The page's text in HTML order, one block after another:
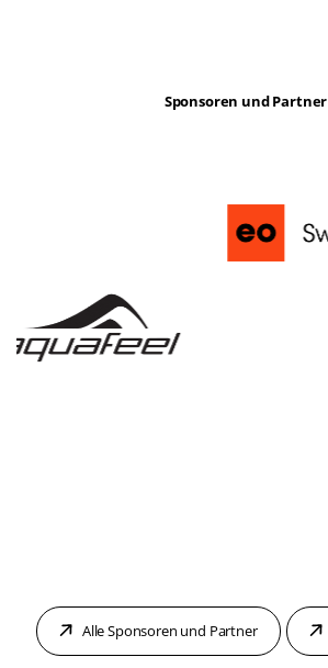
Sponsoren und Partner
Alle Sponsoren und Partner